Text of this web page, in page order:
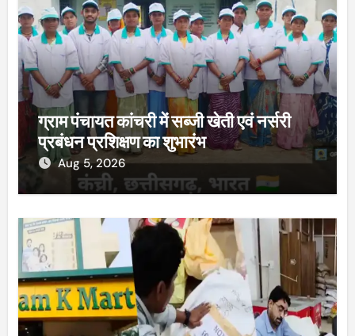
ग्राम पंचायत कांचरी में सब्जी खेती एवं नर्सरी
प्रबंधन प्रशिक्षण का शुभारंभ
Aug 5, 2026